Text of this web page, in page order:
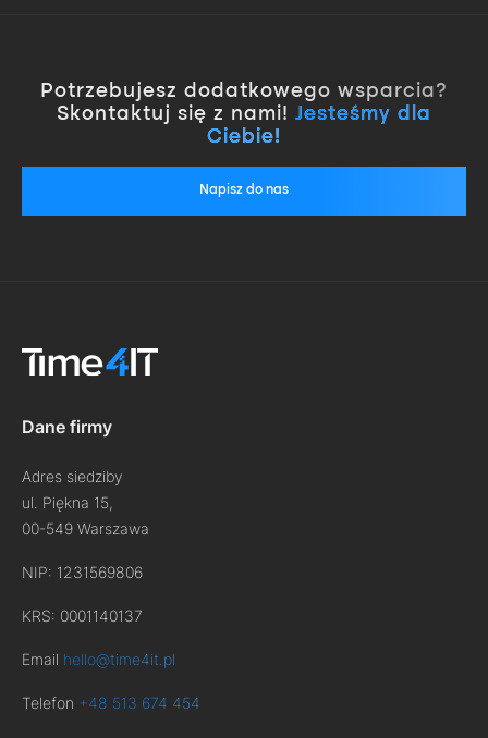
Potrzebujesz dodatkowego wsparcia?
Skontaktuj się z nami! Jesteśmy dla
Ciebie!
Napisz do nas
Dane firmy
Adres siedziby
ul. Piękna 15,
00-549 Warszawa
NIP: 1231569806
KRS: 0001140137
Email hello@time4it.pl
Telefon +48 513 674 454